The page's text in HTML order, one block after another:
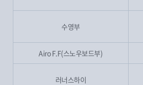
수영부
Airo F.F(스노우보드부)
러너스하이